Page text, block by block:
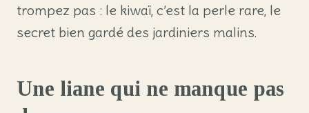
trompez pas : le kiwaï, c’est la perle rare, le
secret bien gardé des jardiniers malins.
Une liane qui ne manque pas